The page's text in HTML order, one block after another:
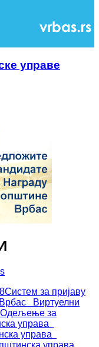
управе
Систем за пријаву
Виртуелни
Одељење за
управа
управа